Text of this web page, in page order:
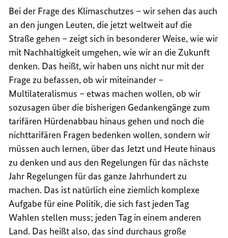
Bei der Frage des Klimaschutzes – wir sehen das auch
an den jungen Leuten, die jetzt weltweit auf die
Straße gehen – zeigt sich in besonderer Weise, wie wir
mit Nachhaltigkeit umgehen, wie wir an die Zukunft
denken. Das heißt, wir haben uns nicht nur mit der
Frage zu befassen, ob wir miteinander –
Multilateralismus – etwas machen wollen, ob wir
sozusagen über die bisherigen Gedankengänge zum
tarifären Hürdenabbau hinaus gehen und noch die
nichttarifären Fragen bedenken wollen, sondern wir
müssen auch lernen, über das Jetzt und Heute hinaus
zu denken und aus den Regelungen für das nächste
Jahr Regelungen für das ganze Jahrhundert zu
machen. Das ist natürlich eine ziemlich komplexe
Aufgabe für eine Politik, die sich fast jeden Tag
Wahlen stellen muss; jeden Tag in einem anderen
Land. Das heißt also, das sind durchaus große